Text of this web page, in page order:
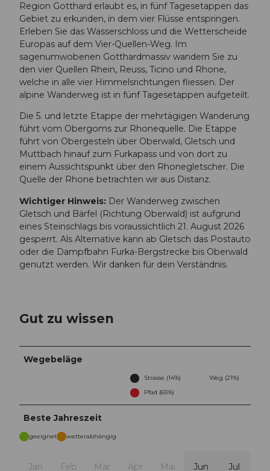
Region Gotthard erlaubt es, in fünf Tagesetappen das
Gebiet zu erkunden, in dem vier Flüsse entspringen.
Erleben Sie das Wasserschloss und die Wetterscheide
Europas auf dem Vier-Quellen-Weg. Im
sagenumwobenen Gotthardmassiv wandern Sie zu
den vier Quellen Rhein, Reuss, Ticino und Rhone,
welche in alle vier Himmelsrichtungen fliessen. Der
alpine Wanderweg ist in fünf Tagesetappen aufgeteilt.
Die 5. und letzte Etappe der mehrtägigen Wanderung
führt vom Obergoms zur Rhonequelle. Die Etappe
führt von Obergesteln über Oberwald, Gletsch und
Muttbach hinauf zum Furkapass und von dort zu
einem Aussichtspunkt über den Rhonegletscher. Die
Quelle der Rhone betrachten wir aus Distanz.
Wichtiger Hinweis: Der Wanderweg zwischen
Gletsch und Bärfel (Richtung Oberwald) ist aufgrund
eines Steinschlags bis voraussichtlich 21. August 2026
gesperrt. Als Alternative kann ab Gletsch das Postauto
oder die Dampfbahn Furka-Bergstrecke bis Oberwald
genutzt werden. Wir danken für dein Verständnis.
Gut zu wissen
Wegebeläge
Strasse (14%)
Weg (21%)
Pfad (65%)
Beste Jahreszeit
geeignet wetterabhängig
Jan Feb Mär Apr Mai Jun Jul